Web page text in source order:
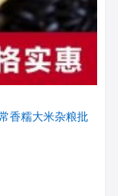
香糯大米杂粮批